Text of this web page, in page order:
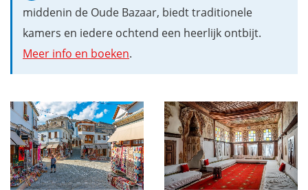
middenin de Oude Bazaar, biedt traditionele
kamers en iedere ochtend een heerlijk ontbijt.
Meer info en boeken.